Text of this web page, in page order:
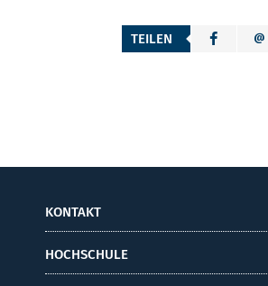
TEILEN
KONTAKT
HOCHSCHULE